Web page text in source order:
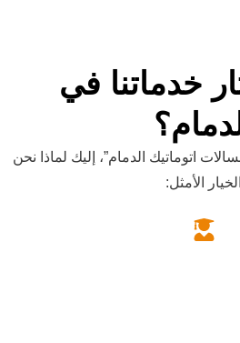
في
إليك لماذا نحن